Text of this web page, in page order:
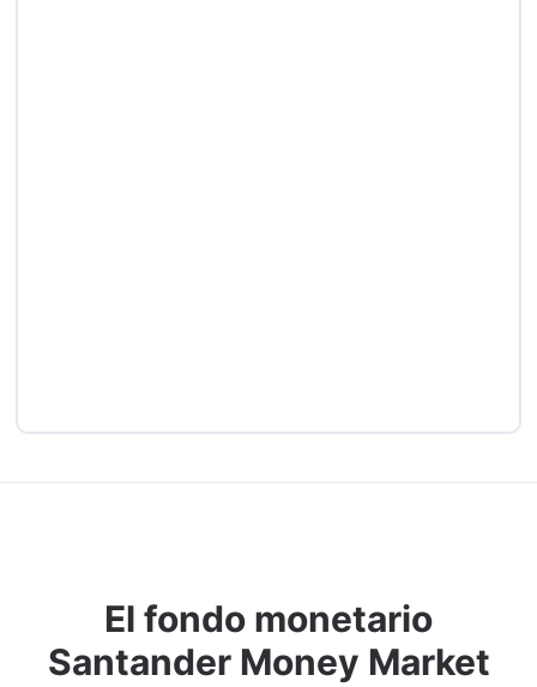
El fondo monetario
Santander Money Market